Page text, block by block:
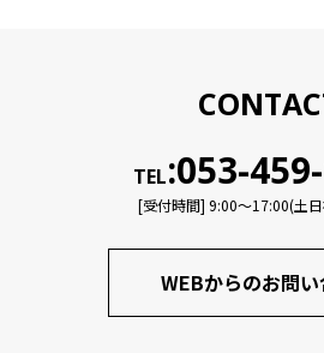
TEL:053-
[受付時間] 9:00〜17:00(土
WEBからのお問